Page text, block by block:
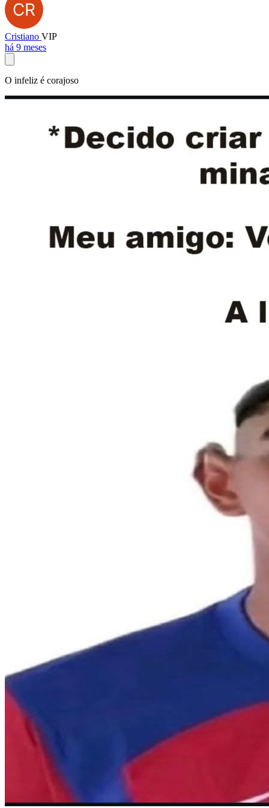
Cristiano VIP
há 9 meses
O infeliz é corajoso